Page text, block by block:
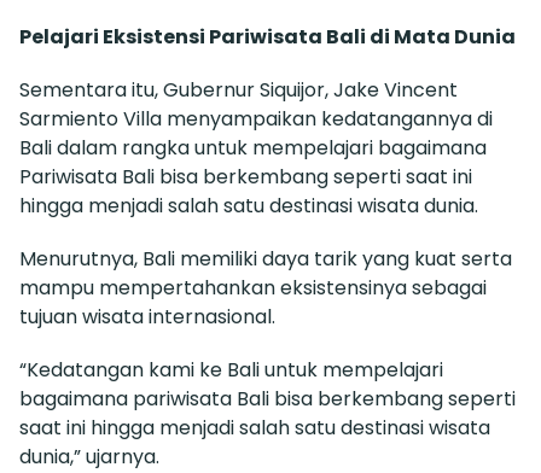
Pelajari Eksistensi Pariwisata Bali di Mata Dunia
Sementara itu, Gubernur Siquijor, Jake Vincent
Sarmiento Villa menyampaikan kedatangannya di
Bali dalam rangka untuk mempelajari bagaimana
Pariwisata Bali bisa berkembang seperti saat ini
hingga menjadi salah satu destinasi wisata dunia.
Menurutnya, Bali memiliki daya tarik yang kuat serta
mampu mempertahankan eksistensinya sebagai
tujuan wisata internasional.
“Kedatangan kami ke Bali untuk mempelajari
bagaimana pariwisata Bali bisa berkembang seperti
saat ini hingga menjadi salah satu destinasi wisata
dunia,” ujarnya.